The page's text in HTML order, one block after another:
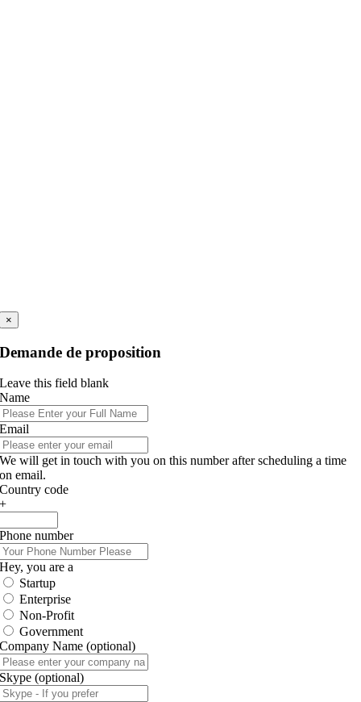
×
Demande de proposition
Leave this field blank
Name
Email
We will get in touch with you on this number after scheduling a time
on email.
Country code
+
Phone number
Hey, you are a
Startup
Enterprise
Non-Profit
Government
Company Name (optional)
Skype (optional)